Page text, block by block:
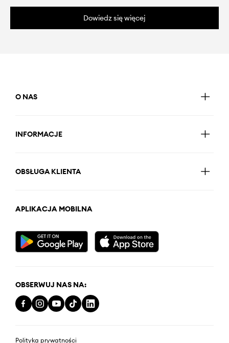
Dowiedz się więcej
O NAS
INFORMACJE
OBSŁUGA KLIENTA
APLIKACJA MOBILNA
OBSERWUJ NAS NA:
Polityka prywatności